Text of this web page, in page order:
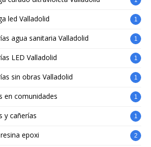
led Valladolid 1
agua sanitaria Valladolid 1
LED Valladolid 1
sin obras Valladolid 1
en comunidades 1
y cañerías 1
epoxi 2